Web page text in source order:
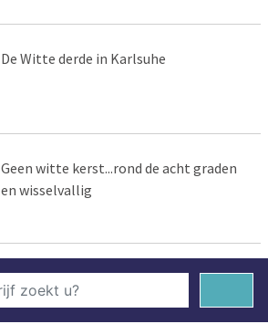
De Witte derde in Karlsuhe
Geen witte kerst...rond de acht graden
en wisselvallig